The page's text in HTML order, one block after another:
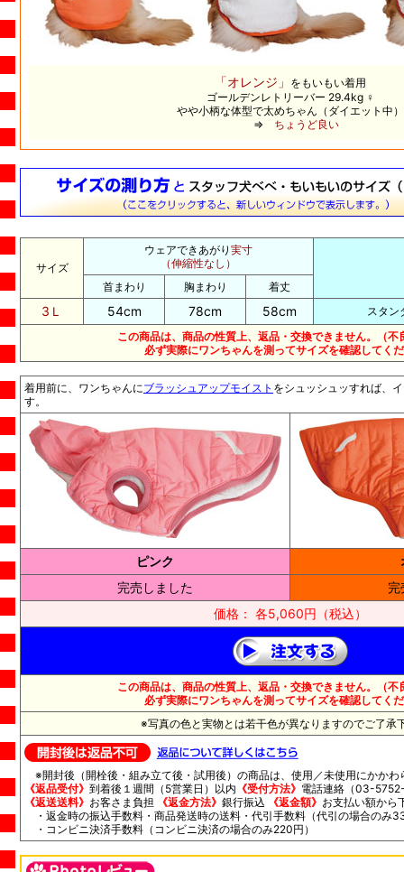
「オレンジ」 をもいもい着用
ゴールデンレトリーバー 29.4kg ♀
やや小柄な体型で太めちゃん（ダイエット中）
⇒ ちょうど良い
サイズ
ウェアできあがり 実寸
（伸縮性なし）
首まわり
胸まわり 着丈
3Ｌ 54cm 78cm 58cm
スタン
この商品は、商品の性質上、返品・交換できません。（不
必ず実際にワンちゃんを測ってサイズを確認してく
着用前に、ワンちゃんにブラッシュアップモイスト をシュッシュッすれば、
す。
ピンク
完売しました
完
価格： 各5,060円（税込）
この商品は、商品の性質上、返品・交換できません。（不
必ず実際にワンちゃんを測ってサイズを確認してく
※写真の色と実物とは若干色が異なりますのでご了承
※開封後（開栓後・組み立て後・試用後）の商品は、使用／未使用にかかわ
《返品受付》 到着後１週間（5営業日）以内 《受付方法》 電話連絡（03-
《返送送料》 お客さま負担 《返金方法》 銀行振込 《返金額》 お支払い額から
・返金時の振込手数料・商品発送時の送料・代引手数料（代引の場合のみ
・コンビニ決済手数料（コンビニ決済の場合のみ220円）